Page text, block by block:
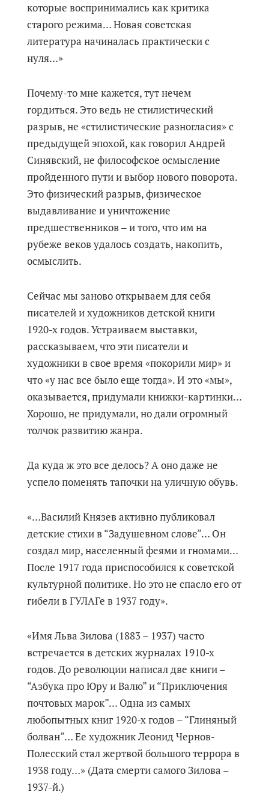
которые воспринимались как критика
старого режима… Новая советская
литература начиналась практически с
нуля…»
Почему-то мне кажется, тут нечем
гордиться. Это ведь не стилистический
разрыв, не «стилистические разногласия» с
предыдущей эпохой, как говорил Андрей
Синявский, не философское осмысление
пройденного пути и выбор нового поворота.
Это физический разрыв, физическое
выдавливание и уничтожение
предшественников – и того, что им на
рубеже веков удалось создать, накопить,
осмыслить.
Сейчас мы заново открываем для себя
писателей и художников детской книги
1920-х годов. Устраиваем выставки,
рассказываем, что эти писатели и
художники в свое время «покорили мир» и
что «у нас все было еще тогда». И это «мы»,
оказывается, придумали книжки-картинки…
Хорошо, не придумали, но дали огромный
толчок развитию жанра.
Да куда ж это все делось? А оно даже не
успело поменять тапочки на уличную обувь.
«…Василий Князев активно публиковал
детские стихи в “Задушевном слове”… Он
создал мир, населенный феями и гномами…
После 1917 года приспособился к советской
культурной политике. Но это не спасло его от
гибели в ГУЛАГе в 1937 году».
«Имя Льва Зилова (1883 – 1937) часто
встречается в детских журналах 1910-х
годов. До революции написал две книги –
“Азбука про Юру и Валю” и “Приключения
почтовых марок”… Одна из самых
любопытных книг 1920-х годов – “Глиняный
болван”… Ее художник Леонид Чернов-
Полесский стал жертвой большого террора в
1938 году…» (Дата смерти самого Зилова –
1937-й.)